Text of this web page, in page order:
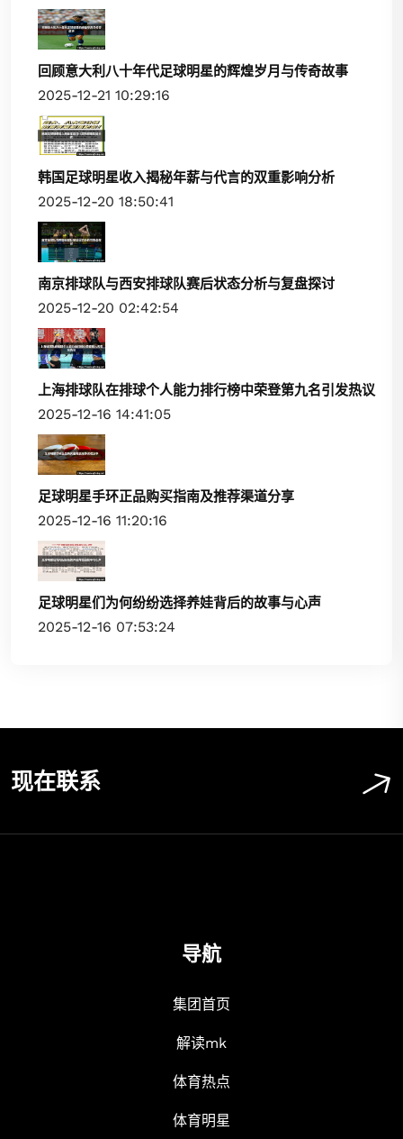
回顾意大利八十年代足球明星的辉煌岁月与传奇故事
2025-12-21 10:29:16
韩国足球明星收入揭秘年薪与代言的双重影响分析
2025-12-20 18:50:41
南京排球队与西安排球队赛后状态分析与复盘探讨
2025-12-20 02:42:54
上海排球队在排球个人能力排行榜中荣登第九名引发热议
2025-12-16 14:41:05
足球明星手环正品购买指南及推荐渠道分享
2025-12-16 11:20:16
足球明星们为何纷纷选择养娃背后的故事与心声
2025-12-16 07:53:24
现在联系
导航
集团首页
解读mk
体育热点
体育明星